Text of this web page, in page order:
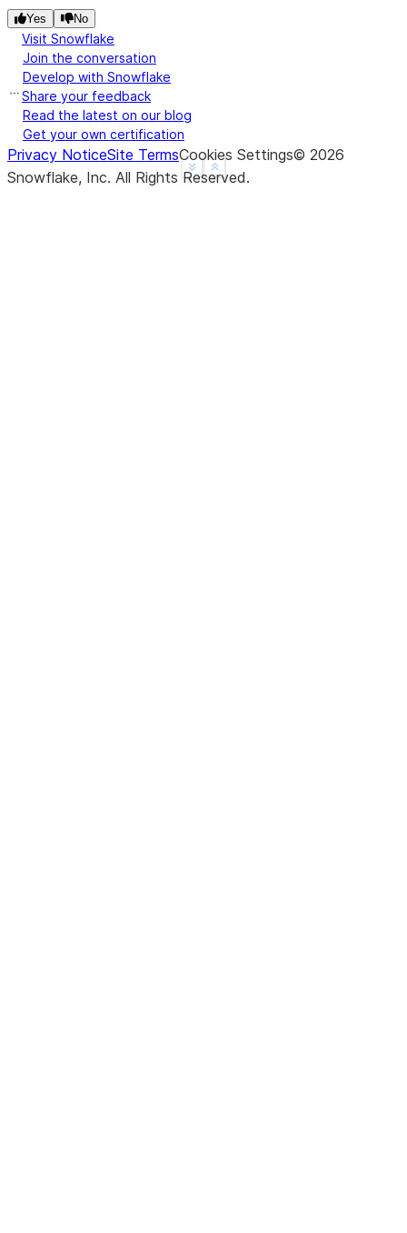
Show less
See more
Yes No
Visit Snowflake
Join the conversation
Develop with Snowflake
Share your feedback
Read the latest on our blog
Get your own certification
Privacy NoticeSite TermsCookies Settings© 2026
Snowflake, Inc. All Rights Reserved.